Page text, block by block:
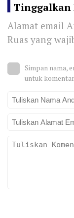
Tinggalkan
Alamat email
Ruas yang
Simpan nama,
untuk